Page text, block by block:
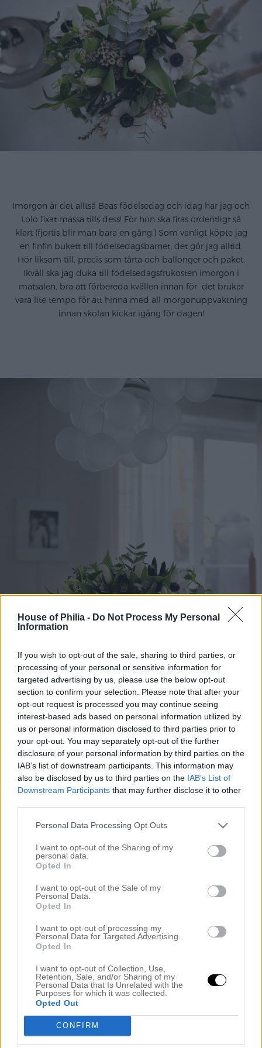
House of Philia - Do Not Process My Personal
Information
If you wish to opt-out of the sale, sharing to third parties, or
processing of your personal or sensitive information for
targeted advertising by us, please use the below opt-out
section to confirm your selection. Please note that after your
opt-out request is processed you may continue seeing
interest-based ads based on personal information utilized by
us or personal information disclosed to third parties prior to
your opt-out. You may separately opt-out of the further
disclosure of your personal information by third parties on the
IAB’s list of downstream participants. This information may
also be disclosed by us to third parties on the IAB’s List of
Downstream Participants that may further disclose it to other
Personal Data Processing Opt Outs
I want to opt-out of the Sharing of my
personal data.
Opted In
I want to opt-out of the Sale of my
Personal Data.
Opted In
I want to opt-out of processing my
Personal Data for Targeted Advertising.
Opted In
I want to opt-out of Collection, Use,
Retention, Sale, and/or Sharing of my
Personal Data that Is Unrelated with the
Purposes for which it was collected.
Opted Out
CONFIRM
Imorgon är det alltså Beas födelsedag och idag har jag och
Lolo fixat massa tills dess! För hon ska firas ordentligt så
klart (fjortis blir man bara en gång:) Som vanligt köpte jag
en finfin bukett till födelsedagsbarnet, det gör jag alltid.
Hör liksom till, precis som tårta och ballonger och paket.
Ikväll ska jag duka till födelsedagsfrukosten imorgon i
matsalen, bra att förbereda kvällen innan för det brukar
vara lite tempo för att hinna med all morgonuppvaktning
innan skolan kickar igång för dagen!
Hittade min säsongsfavorit anemoner bla, tycker det är helt
ljuvliga och speciellt i den där underbara blekrosa-vita
färgen mmmm! Man kanske skulle testa att förodla just
såna här Bukettanemoner själv men undrar om man kan
göra det på våren och om det funkar bra – har någon av er
testat? Förstå vad fint i stora krukor på terassen…
Nej nu ska jag smita ner i loungen i källaren och slå in ännu
mer paket här (och kolla Bachelorette USA samtidigt:) men
jag hoppas ni har en skön tisdag vänner.